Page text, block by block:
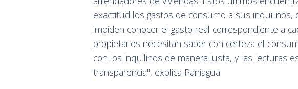
exactitud los gastos de consumo a sus inquilinos,
impiden conocer el gasto real correspondiente a
propietarios necesitan saber con certeza el
con los inquilinos de manera justa, y las lecturas
transparencia", explica Paniagua.